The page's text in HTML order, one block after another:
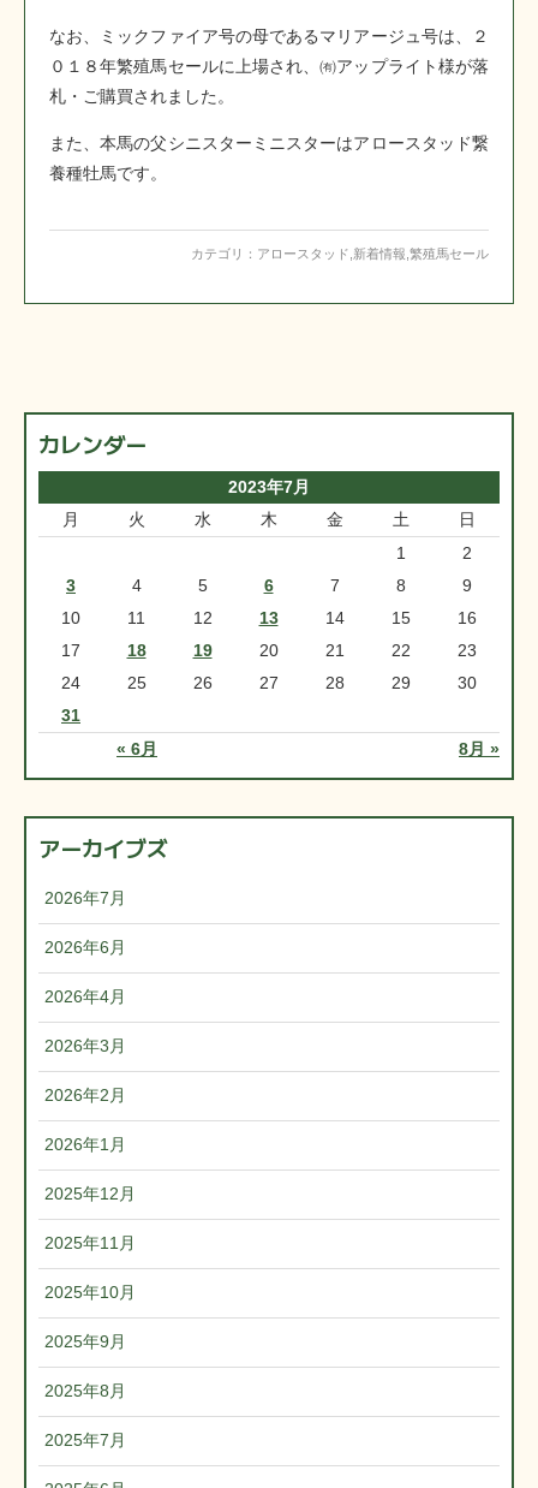
なお、ミックファイア号の母であるマリアージュ号は、２
０１８年繁殖馬セールに上場され、㈲アップライト様が落
札・ご購買されました。
また、本馬の父シニスターミニスターはアロースタッド繋
養種牡馬です。
カテゴリ： アロースタッド 新着情報 繁殖馬セール
カレンダー
2023年7月
月
火 水 木 金 土 日
« 6月 8月 »
1
2
3
4 5 6 7 8
9
10
11 12 13 14 15
16
17
18 19 20 21 22
23
24
25 26 27 28 29
30
31
アーカイブズ
2026年7月
2026年6月
2026年4月
2026年3月
2026年2月
2026年1月
2025年12月
2025年11月
2025年10月
2025年9月
2025年8月
2025年7月